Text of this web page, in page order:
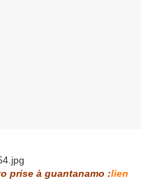
prise à guantanamo :lien